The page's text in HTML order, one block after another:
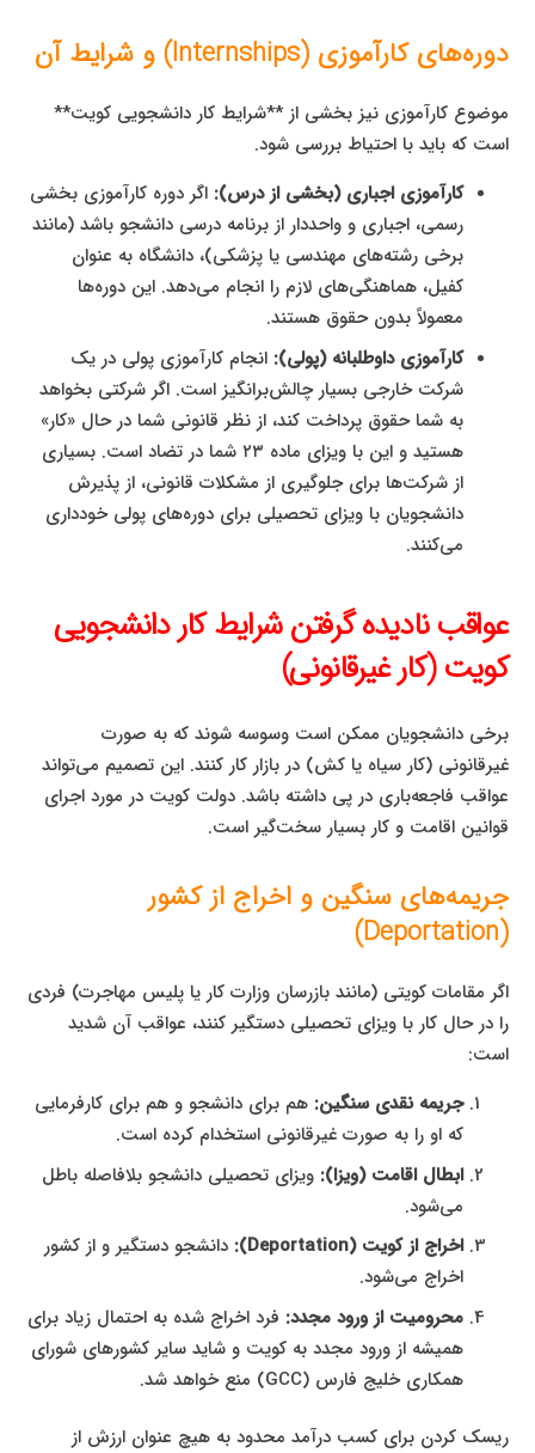
دوره‌های کارآموزی (Internships) و شرایط آن
موضوع کارآموزی نیز بخشی از **شرایط کار دانشجویی کویت**
است که باید با احتیاط بررسی شود.
کارآموزی اجباری (بخشی از درس): اگر دوره کارآموزی بخشی
رسمی، اجباری و واحددار از برنامه درسی دانشجو باشد (مانند
برخی رشته‌های مهندسی یا پزشکی)، دانشگاه به عنوان
کفیل، هماهنگی‌های لازم را انجام می‌دهد. این دوره‌ها
معمولاً بدون حقوق هستند.
کارآموزی داوطلبانه (پولی): انجام کارآموزی پولی در یک
شرکت خارجی بسیار چالش‌برانگیز است. اگر شرکتی بخواهد
به شما حقوق پرداخت کند، از نظر قانونی شما در حال «کار»
هستید و این با ویزای ماده ۲۳ شما در تضاد است. بسیاری
از شرکت‌ها برای جلوگیری از مشکلات قانونی، از پذیرش
دانشجویان با ویزای تحصیلی برای دوره‌های پولی خودداری
می‌کنند.
عواقب نادیده گرفتن شرایط کار دانشجویی
کویت (کار غیرقانونی)
برخی دانشجویان ممکن است وسوسه شوند که به صورت
غیرقانونی (کار سیاه یا کش) در بازار کار کنند. این تصمیم می‌تواند
عواقب فاجعه‌باری در پی داشته باشد. دولت کویت در مورد اجرای
قوانین اقامت و کار بسیار سخت‌گیر است.
جریمه‌های سنگین و اخراج از کشور
(Deportation)
اگر مقامات کویتی (مانند بازرسان وزارت کار یا پلیس مهاجرت) فردی
را در حال کار با ویزای تحصیلی دستگیر کنند، عواقب آن شدید
است:
جریمه نقدی سنگین: هم برای دانشجو و هم برای کارفرمایی
که او را به صورت غیرقانونی استخدام کرده است.
ابطال اقامت (ویزا): ویزای تحصیلی دانشجو بلافاصله باطل
می‌شود.
اخراج از کویت (Deportation):
دانشجو دستگیر و از کشور
اخراج می‌شود.
محرومیت از ورود مجدد: فرد اخراج شده به احتمال زیاد برای
همیشه از ورود مجدد به کویت و شاید سایر کشورهای شورای
همکاری خلیج فارس (GCC) منع خواهد شد.
ریسک کردن برای کسب درآمد محدود به هیچ عنوان ارزش از